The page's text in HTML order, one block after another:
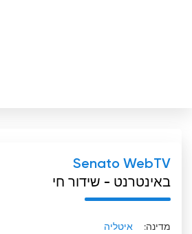
Senato WebTV
באינטרנט - שידור חי
מדינה:
איטליה